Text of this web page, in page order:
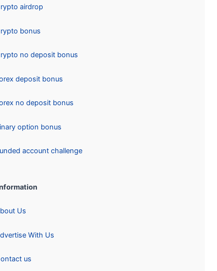
Crypto airdrop
Crypto bonus
Crypto no deposit bonus
Forex deposit bonus
Forex no deposit bonus
Binary option bonus
Funded account challenge
Information:
About Us
Advertise With Us
Contact us